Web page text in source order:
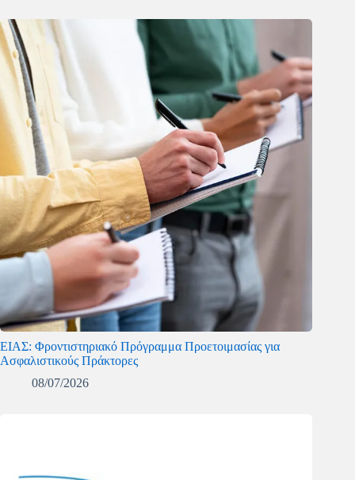
ΕΙΑΣ: Φροντιστηριακό Πρόγραμμα Προετοιμασίας για
Ασφαλιστικούς Πράκτορες
08/07/2026